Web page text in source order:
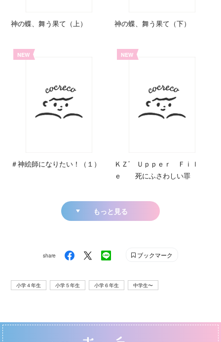
神の蝶、舞う果て（上） 神の蝶、舞う果て（下）
NEW
＃神絵師になりたい！（１）
NEW
ＫＺ’ Ｕｐｐｅｒ Ｆｉｌ
ｅ 死にふさわしい罪
もっと見る
share ブックマーク
小学４年生 小学５年生 小学６年生 中学生〜